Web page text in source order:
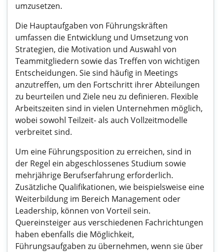
umzusetzen.
Die Hauptaufgaben von Führungskräften
umfassen die Entwicklung und Umsetzung von
Strategien, die Motivation und Auswahl von
Teammitgliedern sowie das Treffen von wichtigen
Entscheidungen. Sie sind häufig in Meetings
anzutreffen, um den Fortschritt ihrer Abteilungen
zu beurteilen und Ziele neu zu definieren. Flexible
Arbeitszeiten sind in vielen Unternehmen möglich,
wobei sowohl Teilzeit- als auch Vollzeitmodelle
verbreitet sind.
Um eine Führungsposition zu erreichen, sind in
der Regel ein abgeschlossenes Studium sowie
mehrjährige Berufserfahrung erforderlich.
Zusätzliche Qualifikationen, wie beispielsweise eine
Weiterbildung im Bereich Management oder
Leadership, können von Vorteil sein.
Quereinsteiger aus verschiedenen Fachrichtungen
haben ebenfalls die Möglichkeit,
Führungsaufgaben zu übernehmen, wenn sie über